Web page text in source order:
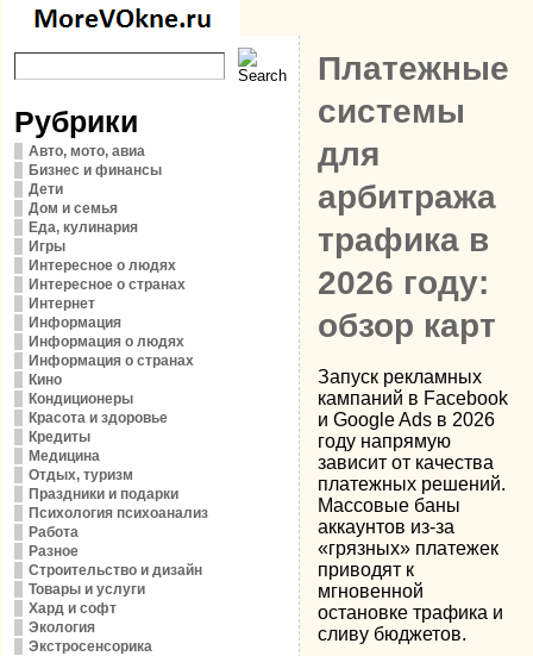
Рубрики
Авто, мото, авиа
Бизнес и финансы
Дети
Дом и семья
Еда, кулинария
Игры
Интересное о людях
Интересное о странах
Интернет
Информация
Информация о людях
Информация о странах
Кино
Кондиционеры
Красота и здоровье
Кредиты
Медицина
Отдых, туризм
Праздники и подарки
Психология психоанализ
Работа
Разное
Строительство и дизайн
Товары и услуги
Хард и софт
Экология
Экстросенсорика
Платежные
системы
для
арбитража
трафика в
2026 году:
обзор карт
Запуск рекламных
кампаний в Facebook
и Google Ads в 2026
году напрямую
зависит от качества
платежных решений.
Массовые баны
аккаунтов из-за
«грязных» платежек
приводят к
мгновенной
остановке трафика и
сливу бюджетов.